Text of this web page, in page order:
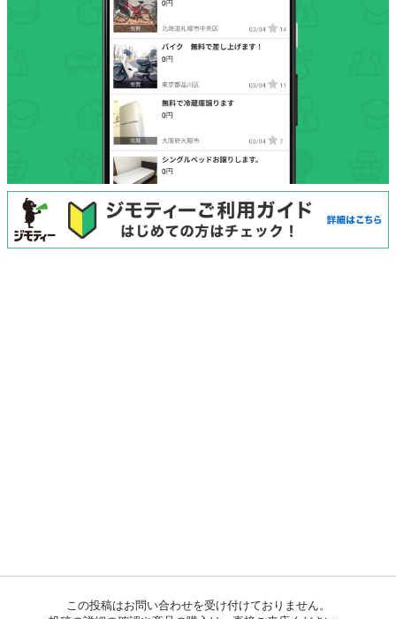
この投稿はお問い合わせを受け付けておりません。